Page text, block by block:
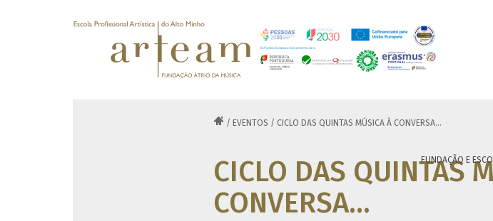
FUNDAÇÃO E
 / EVENTOS / CICLO DAS QUINTAS MÚSICA À CONVERSA...
CICLO DAS QUINTAS
CONVERSA...